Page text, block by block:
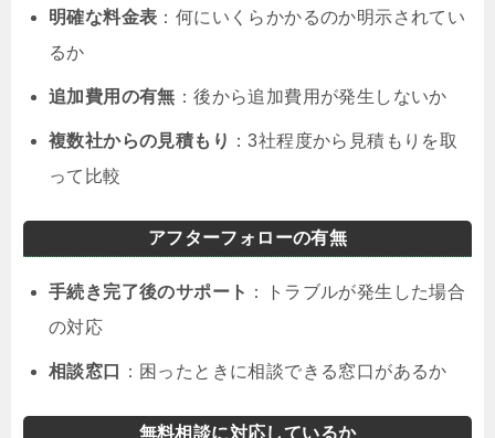
明確な料金表 ：何にいくらかかるのか明示されてい
るか
追加費用の有無 ：後から追加費用が発生しないか
複数社からの見積もり ：3社程度から見積もりを取
って比較
アフターフォローの有無
手続き完了後のサポート ：トラブルが発生した場合
の対応
相談窓口 ：困ったときに相談できる窓口があるか
無料相談に対応しているか